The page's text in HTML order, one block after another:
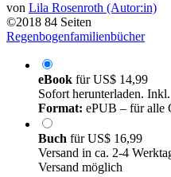
von Lila Rosenroth (Autor:in)
©2018 84 Seiten
Regenbogenfamilienbücher
eBook fürUS$ 14,99
Sofort herunterladen.
Format: ePUB – für alle
Buch fürUS$ 16,99
Versand in ca. 2-4
Versand möglich